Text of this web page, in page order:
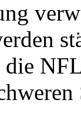
die